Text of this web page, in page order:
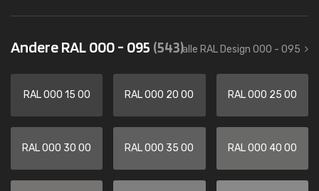
Andere RAL 000 - 095 (543)alle RAL Design 000 - 095
RAL 000 15 00 RAL 000 20 00 RAL 000 25 00
RAL 000 30 00 RAL 000 35 00 RAL 000 40 00